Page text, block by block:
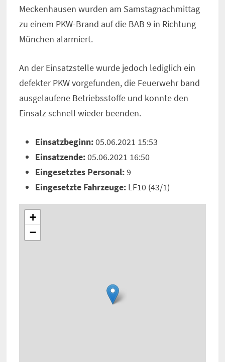
Meckenhausen wurden am Samstagnachmittag
zu einem PKW-Brand auf die BAB 9 in Richtung
München alarmiert.
An der Einsatzstelle wurde jedoch lediglich ein
defekter PKW vorgefunden, die Feuerwehr band
ausgelaufene Betriebsstoffe und konnte den
Einsatz schnell wieder beenden.
Einsatzbeginn:05.06.2021 15:53
Einsatzende:05.06.2021 16:50
Eingesetztes Personal:9
Eingesetzte Fahrzeuge:LF10 (43/1)
+
−